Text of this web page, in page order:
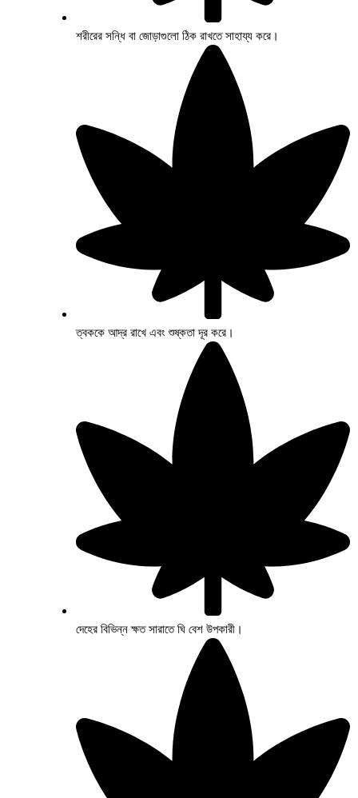
শরীরের সন্ধি বা জোড়াগুলো ঠিক রাখতে সাহায্য করে।
ত্বককে আদ্র রাখে এবং শুষ্কতা দূর করে।
দেহের বিভিন্ন ক্ষত সারাতে ঘি বেশ উপকারী।